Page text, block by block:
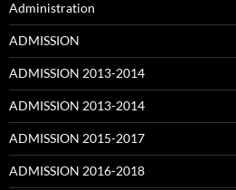
Administration
ADMISSION
ADMISSION 2013-2014
ADMISSION 2013-2014
ADMISSION 2015-2017
ADMISSION 2016-2018